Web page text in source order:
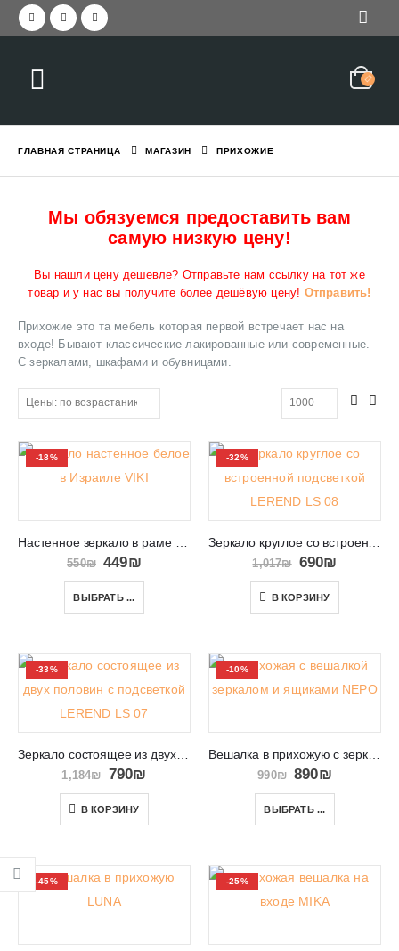
ГЛАВНАЯ СТРАНИЦА МАГАЗИН ПРИХОЖИЕ
Мы обязуемся предоставить вам
самую низкую цену!
Вы нашли цену дешевле? Отправьте нам ссылку на тот же
товар и у нас вы получите более дешёвую цену! Отправить!
Прихожие это та мебель которая первой встречает нас на
входе! Бывают классические лакированные или современные.
С зеркалами, шкафами и обувницами.
-18%
550₪ 449₪
ВЫБРАТЬ ...
-32%
1,017₪ 690₪
В КОРЗИНУ
-33%
Зеркало состоящее из двух половин с подсветкой LEREND LS 07
1,184₪ 790₪
В КОРЗИНУ
-10%
Вешалка в прихожую с зеркалом и ящиками в Израиле Lepo
990₪ 890₪
ВЫБРАТЬ ...
-45% -25%